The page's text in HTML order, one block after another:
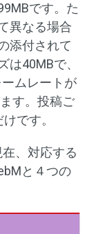
です。た
異なる場合
添付されて
40MBで、
ムレートが
す。投稿ご
です。
、対応する
と４つの